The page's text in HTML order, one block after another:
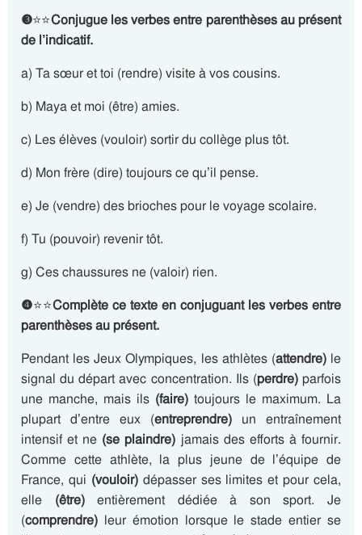
❸⭐⭐Conjugue les verbes entre parenthèses au présent
de l’indicatif.
a) Ta sœur et toi (rendre) visite à vos cousins.
b) Maya et moi (être) amies.
c) Les élèves (vouloir) sortir du collège plus tôt.
d) Mon frère (dire) toujours ce qu’il pense.
e) Je (vendre) des brioches pour le voyage scolaire.
f) Tu (pouvoir) revenir tôt.
g) Ces chaussures ne (valoir) rien.
❹⭐⭐Complète ce texte en conjuguant les verbes entre
parenthèses au présent.
Pendant les Jeux Olympiques, les athlètes (attendre)le
signal du départ avec concentration. Ils (perdre)parfois
une manche, mais ils (faire) toujours le maximum. La
plupart d’entre eux (entreprendre) un entraînement
intensif et ne (se plaindre) jamais des efforts à fournir.
Comme cette athlète, la plus jeune de l’équipe de
France, qui (vouloir)dépasser ses limites et pour cela,
elle (être)entièrement dédiée à son sport. Je
(comprendre) leur émotion lorsque le stade entier se